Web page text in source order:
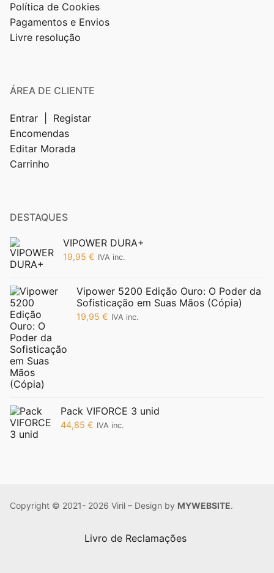
Política de Cookies
Pagamentos e Envios
Livre resolução
ÁREA DE CLIENTE
Entrar | Registar
Encomendas
Editar Morada
Carrinho
DESTAQUES
VIPOWER DURA+
19,95 € IVA inc.
Vipower 5200 Edição Ouro: O Poder da
Sofisticação em Suas Mãos (Cópia)
19,95 € IVA inc.
Pack VIFORCE 3 unid
44,85 € IVA inc.
Copyright © 2021- 2026 Viril – Design by MYWEBSITE.
Livro de Reclamações